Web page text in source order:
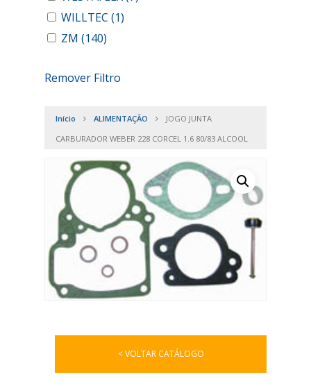
WILLTEC (1)
ZM (140)
Remover Filtro
Início ALIMENTAÇÃO
JOGO JUNTA
CARBURADOR WEBER 228 CORCEL 1.6 80/83 ALCOOL
< VOLTAR CATÁLOGO